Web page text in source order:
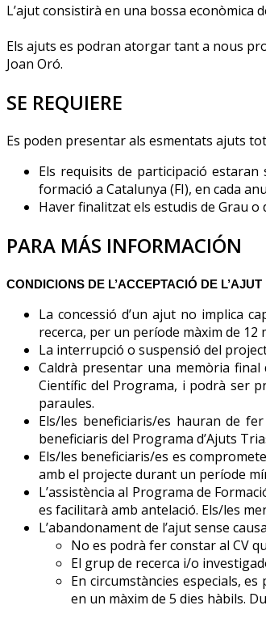
L’ajut consistirà en una bossa econòmica
Els ajuts es podran atorgar tant a nous
Joan Oró.
SE REQUIERE
Es poden presentar als esmentats ajuts
Els requisits de participació
formació a Catalunya (FI), en cada
Haver finalitzat els estudis de Grau
PARA MÁS INFORMACIÓN
CONDICIONS DE L’ACCEPTACIÓ DE L’AJUT
La concessió d’un ajut no implica
recerca, per un període màxim de 12
La interrupció o suspensió del
Caldrà presentar una memòria final
Científic del Programa, i podrà ser
paraules.
Els/les beneficiaris/es hauran de
beneficiaris del Programa d’Ajuts
Els/les beneficiaris/es es
amb el projecte durant un període
L’assistència al Programa de
es facilitarà amb antelació. Els/les
L’abandonament de l’ajut sense
No es podrà fer constar al CV
El grup de recerca i/o
En circumstàncies especials,
en un màxim de 5 dies hàbils.